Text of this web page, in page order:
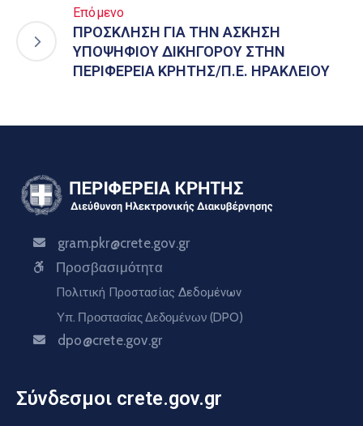
Επόμενο
ΠΡΟΣΚΛΗΣΗ ΓΙΑ ΤΗΝ ΑΣΚΗΣΗ
ΥΠΟΨΗΦΙΟΥ ΔΙΚΗΓΟΡΟΥ ΣΤΗΝ
ΠΕΡΙΦΕΡΕΙΑ ΚΡΗΤΗΣ/Π.Ε. ΗΡΑΚΛΕΙΟΥ
gram.pkr@crete.gov.gr
Προσβασιμότητα
Πολιτική Προστασίας Δεδομένων
Υπ. Προστασίας Δεδομένων (DPO)
dpo@crete.gov.gr
Σύνδεσμοι crete.gov.gr